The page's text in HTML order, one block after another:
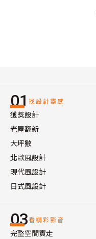
01 找設計靈感
獲獎設計
老屋翻新
大坪數
北歐風設計
現代風設計
日式風設計
03看精彩影音
完整空間實走